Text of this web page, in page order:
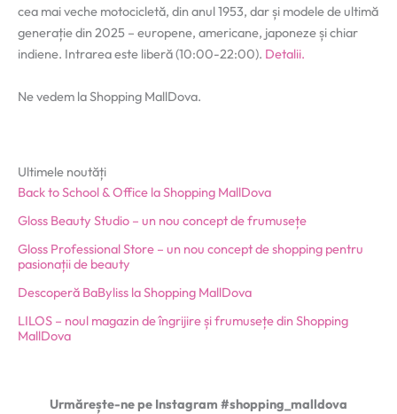
cea mai veche motocicletă, din anul 1953, dar și modele de ultimă
generație din 2025 – europene, americane, japoneze și chiar
indiene. Intrarea este liberă (10:00-22:00). Detalii.
Ne vedem la Shopping MallDova.
Ultimele noutăți
Back to School & Office la Shopping MallDova
Gloss Beauty Studio – un nou concept de frumusețe
Gloss Professional Store – un nou concept de shopping pentru
pasionații de beauty
Descoperă BaByliss la Shopping MallDova
LILOS – noul magazin de îngrijire și frumusețe din Shopping
MallDova
Urmărește-ne pe Instagram #shopping_malldova